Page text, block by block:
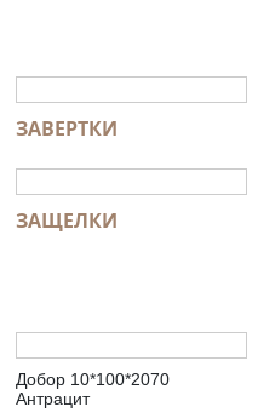
ЗАВЕРТКИ
ЗАЩЕЛКИ
Добор 10*100*2070
Антрацит